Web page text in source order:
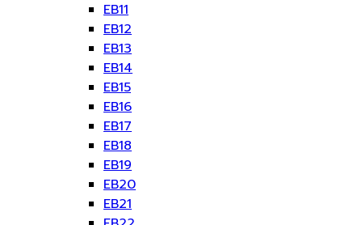
EB11
EB12
EB13
EB14
EB15
EB16
EB17
EB18
EB19
EB20
EB21